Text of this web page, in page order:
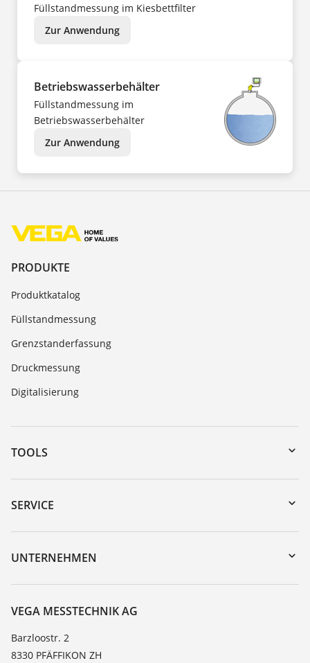
Füllstandmessung im Kiesbettfilter
Zur Anwendung
Betriebswasserbehälter
Füllstandmessung im
Betriebswasserbehälter
Zur Anwendung
PRODUKTE
Produktkatalog
Füllstandmessung
Grenzstanderfassung
Druckmessung
Digitalisierung
TOOLS
Download-Center
Gerätesuche (Seriennummer)
DTM Collection/PACTware
SERVICE
Geräterücksendung
Trainings
Beständigkeitsliste
TeamViewer
UNTERNEHMEN
Über VEGA
Kontakt
News
Presse
VEGA MESSTECHNIK AG
Barzloostr. 2
8330 PFÄFFIKON ZH